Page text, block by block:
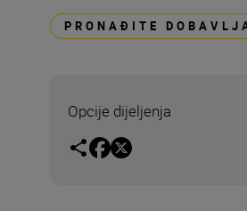
PRONAĐITE
Opcije dijeljenja